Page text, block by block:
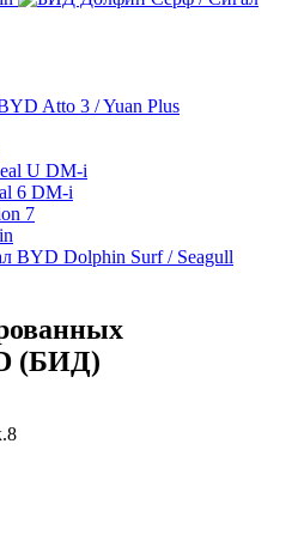
Atto 3 / Yuan Plus
U DM-i
6 DM-i
7
BYD Dolphin Surf / Seagull
(БИД)